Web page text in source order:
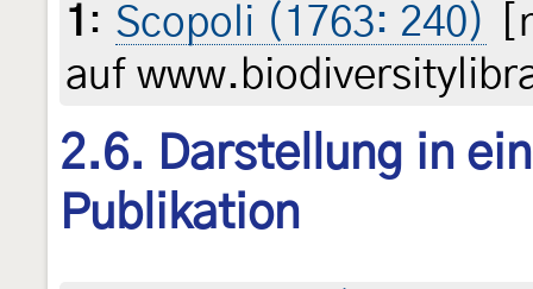
1 : Scopoli (1763: 240)
auf
2.6. Darstellung in
Publikation